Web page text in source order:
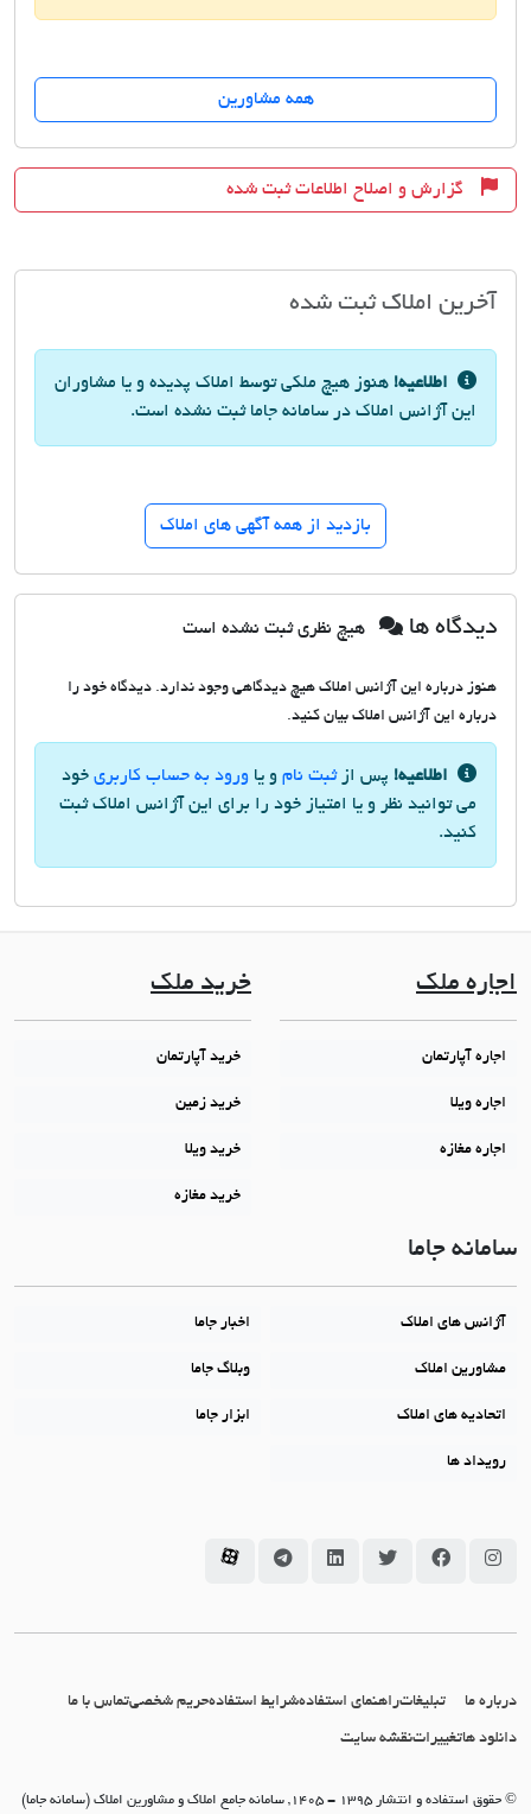
همه مشاورین
گزارش و اصلاح اطلاعات ثبت شده
آخرین املاک ثبت شده
اطلاعیه! هنوز هیچ ملکی توسط املاک پدیده و یا مشاوران
این آژانس املاک در سامانه جاما ثبت نشده است.
بازدید از همه آگهی های املاک
دیدگاه ها هیچ نظری ثبت نشده است
هنوز درباره این آژانس املاک هیچ دیدگاهی وجود ندارد. دیدگاه خود را
درباره این آژانس املاک بیان کنید.
اطلاعیه! پس ازثبت نام و یا ورود به حساب کاربری خود
می توانید نظر و یا امتیاز خود را برای این آژانس املاک ثبت
کنید.
اجاره ملک
اجاره آپارتمان
اجاره ویلا
اجاره مغازه
خرید ملک
خرید آپارتمان
خرید زمین
خرید ویلا
خرید مغازه
سامانه جاما
آژانس های املاک اخبار جاما
مشاورین املاک وبلاگ جاما
اتحادیه های املاک ابزار جاما
رویداد ها
سامانه جاما در اینستاگرام
سامانه جاما در فیسبوک
سامانه جاما در توئیتر
سامانه جاما در لینکداین
سامانه جاما در تلگرام
سامانه جاما در آپارات
درباره ما تبلیغاتراهنمای استفادهشرایط استفادهحریم شخصیتماس با ما
دانلود هاتغییراتنقشه سایت
© حقوق استفاده و انتشار 1395 - 1405, سامانه جامع املاک و مشاورین املاک (سامانه جاما)